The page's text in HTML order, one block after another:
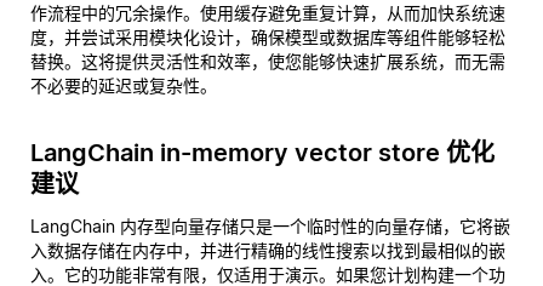
作流程中的冗余操作。使用缓存避免重复计算，从而加快系统速
度，并尝试采用模块化设计，确保模型或数据库等组件能够轻松
替换。这将提供灵活性和效率，使您能够快速扩展系统，而无需
不必要的延迟或复杂性。
LangChain in-memory vector store 优化
建议
LangChain 内存型向量存储只是一个临时性的向量存储，它将嵌
入数据存储在内存中，并进行精确的线性搜索以找到最相似的嵌
入。它的功能非常有限，仅适用于演示。如果您计划构建一个功